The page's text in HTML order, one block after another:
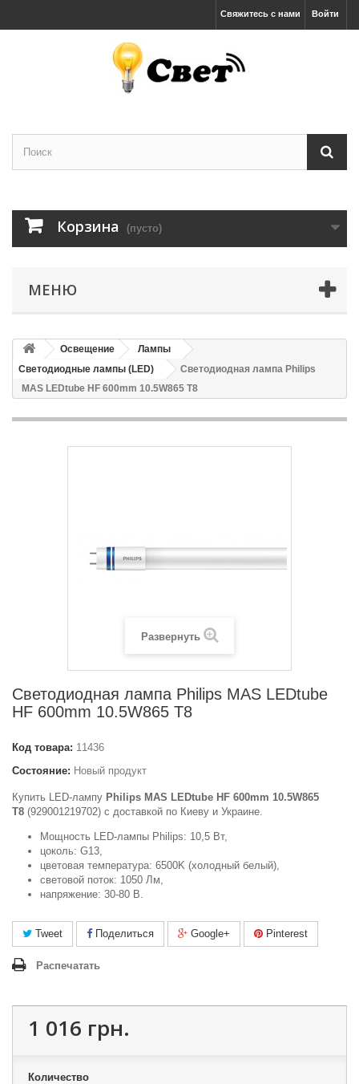
Войти
Свяжитесь с нами
Корзина (пусто)
МЕНЮ
Освещение
Лампы
Светодиодные лампы (LED)
Светодиодная лампа Philips
MAS LEDtube HF 600mm 10.5W865 T8
Развернуть
Светодиодная лампа Philips MAS LEDtube
HF 600mm 10.5W865 T8
Код товара: 11436
Состояние: Новый продукт
Купить LED-лампу Philips MAS LEDtube HF 600mm 10.5W865
T8 (929001219702) c доставкой по Киеву и Украине.
Мощность LED-лампы Philips: 10,5 Вт,
цоколь: G13,
цветовая температура: 6500K (холодный белый),
световой поток: 1050 Лм,
напряжение: 30-80 В.
Tweet Поделиться Google+ Pinterest
Распечатать
1 016 грн.
Количество